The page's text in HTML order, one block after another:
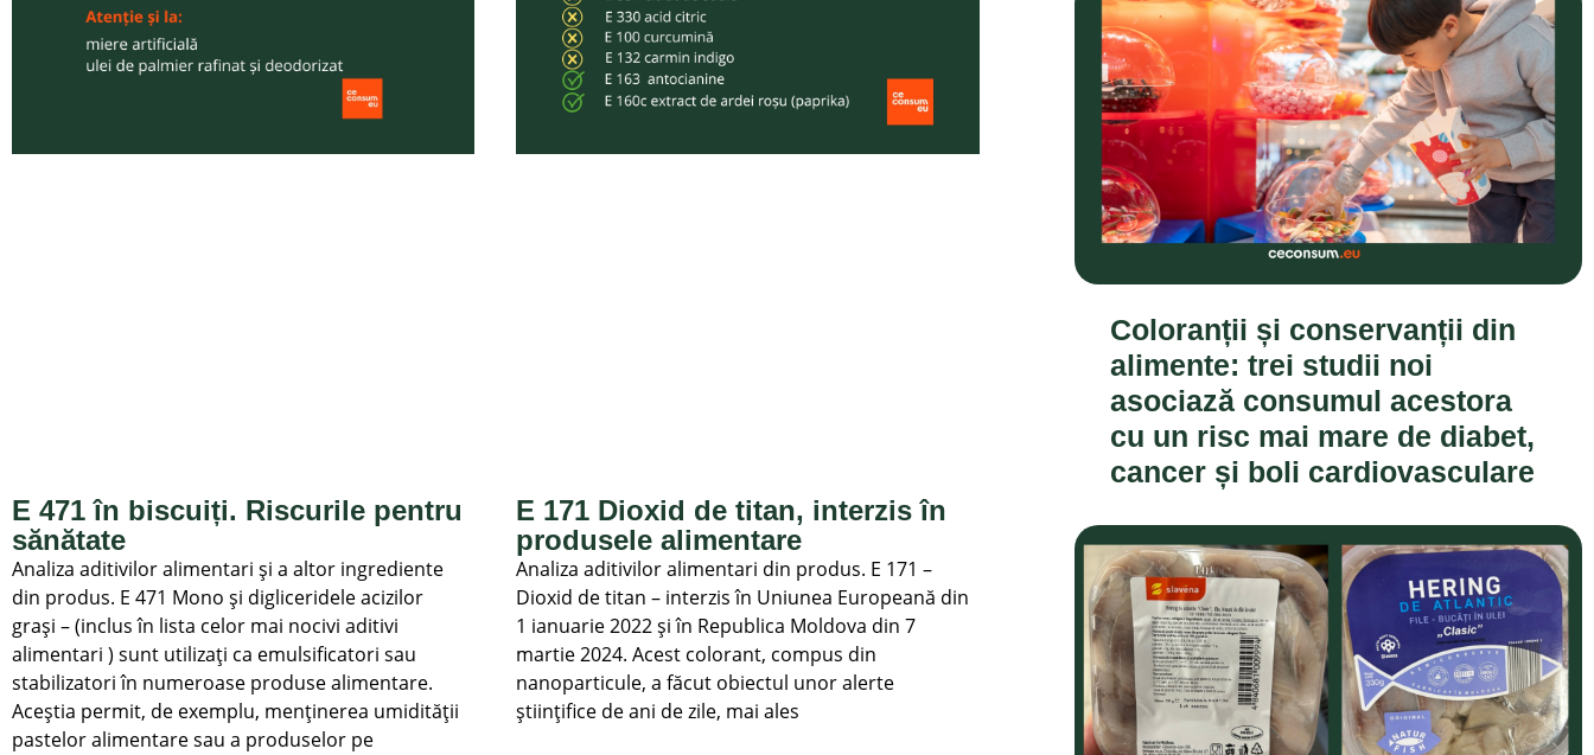
E 471 în biscuiți. Riscurile pentru
sănătate
Analiza aditivilor alimentari și a altor ingrediente
din produs. E 471 Mono și digliceridele acizilor
grași – (inclus în lista celor mai nocivi aditivi
alimentari ) sunt utilizați ca emulsificatori sau
stabilizatori în numeroase produse alimentare.
Aceștia permit, de exemplu, menținerea umidității
pastelor alimentare sau a produselor pe
E 171 Dioxid de titan, interzis în
produsele alimentare
Analiza aditivilor alimentari din produs. E 171 –
Dioxid de titan – interzis în Uniunea Europeană din
1 ianuarie 2022 și în Republica Moldova din 7
martie 2024. Acest colorant, compus din
nanoparticule, a făcut obiectul unor alerte
științifice de ani de zile, mai ales
Coloranții și conservanții din
alimente: trei studii noi
asociază consumul acestora
cu un risc mai mare de diabet,
cancer și boli cardiovasculare